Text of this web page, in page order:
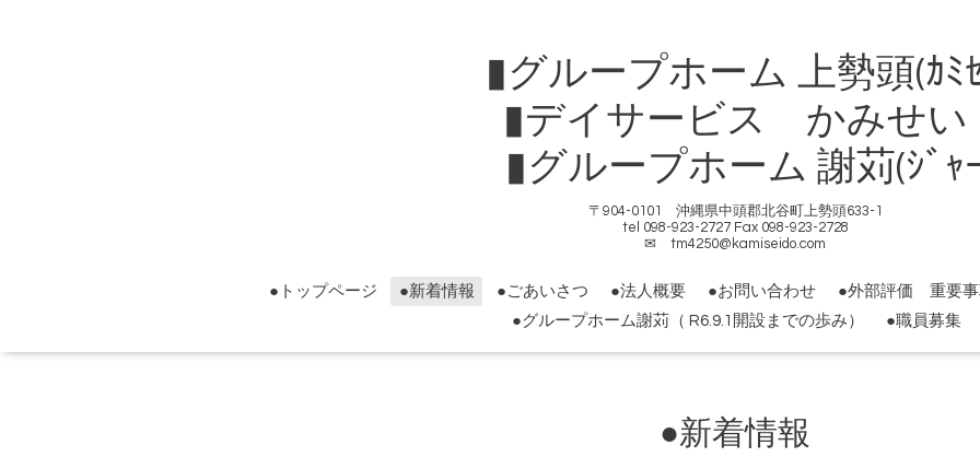
▮グループホーム 上勢頭(ｶ
▮デイサービス かみせい
▮グループホーム 謝苅(ｼﾞｬｰ
〒904-0101 沖縄県中頭郡北谷町上勢頭633-1
tel 098-923-2727 Fax 098-923-2728
✉ tm4250@kamiseido.com
●トップページ ●新着情報 ●ごあいさつ ●法人概要 ●お問い合わせ
●外部評価 重要事
●グループホーム謝苅（ R6.9.1開設までの歩み）
●職員募集
●新着情報